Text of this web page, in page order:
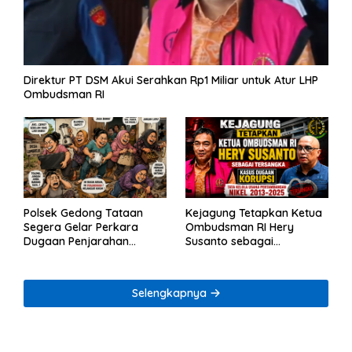
Direktur PT DSM Akui Serahkan Rp1 Miliar untuk Atur LHP
Ombudsman RI
Polsek Gedong Tataan
Segera Gelar Perkara
Dugaan Penjarahan
Kejagung Tetapkan Ketua
Ombudsman RI Hery
Susanto sebagai
Tambang Nikel
Selengkapnya